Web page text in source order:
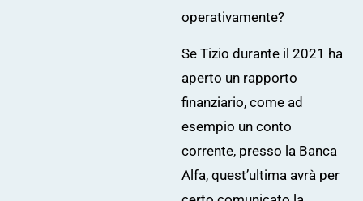
operativamente?
Se Tizio durante il 2021 ha
aperto un rapporto
finanziario, come ad
esempio un conto
corrente, presso la Banca
Alfa, quest’ultima avrà per